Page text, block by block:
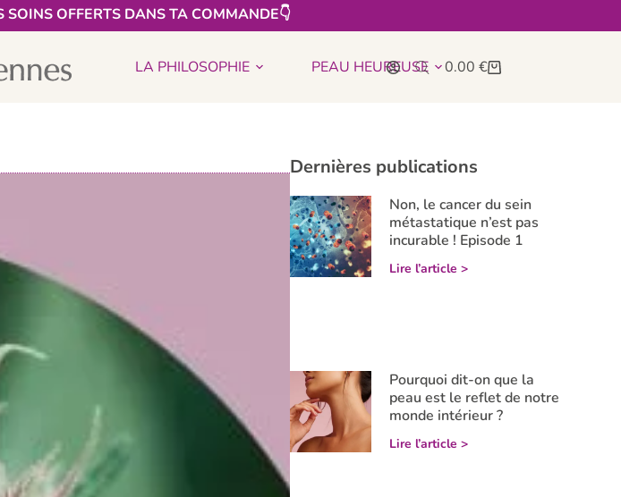
OFFERTS DANS TA COMMANDE👇​
LA PHILOSOPHIE PEAU HEUREUSE 0.00 €
Dernières publications
Non, le cancer du sein
métastatique n’est pas
incurable ! Episode 1
Lire l’article >
Pourquoi dit-on que la
peau est le reflet de notre
monde intérieur ?
Lire l’article >